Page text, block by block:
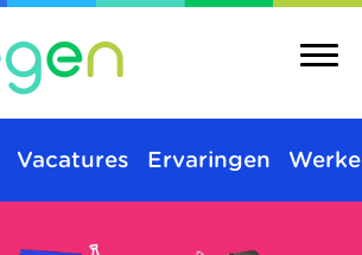
Vacatures Ervaringen